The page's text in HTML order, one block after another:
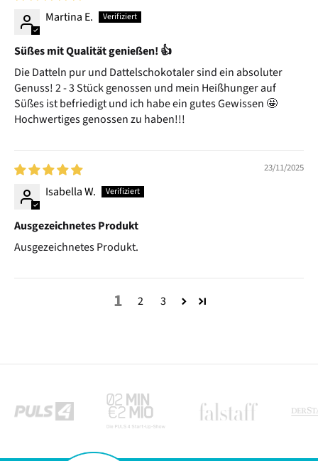
Martina E.
Süßes mit Qualität genießen! 👍
Die Datteln pur und Dattelschokotaler sind ein absoluter
Genuss! 2 - 3 Stück genossen und mein Heißhunger auf
Süßes ist befriedigt und ich habe ein gutes Gewissen 🤩
Hochwertiges genossen zu haben!!!
23/11/2025
Isabella W.
Ausgezeichnetes Produkt
Ausgezeichnetes Produkt.
1 2 3